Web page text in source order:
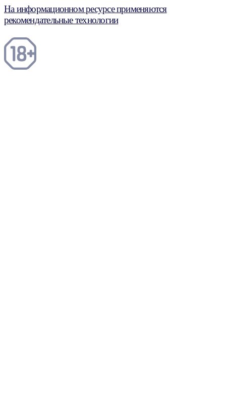
На информационном ресурсе применяются
рекомендательные технологии